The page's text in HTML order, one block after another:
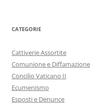
CATEGORIE
Cattiverie Assortite
Comunione e Diffamazione
Concilio Vaticano II
Ecumenismo
Esposti e Denunce